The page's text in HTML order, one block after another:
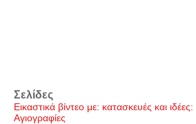
Σελίδες
Εικαστικά βίντεο με: κατασκευές και
Αγιογραφίες